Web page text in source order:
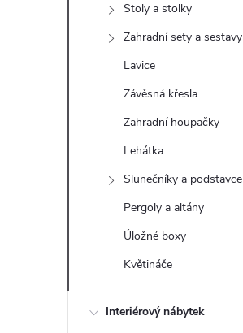
Stoly a stolky
Zahradní sety a sestavy
Lavice
Závěsná křesla
Zahradní houpačky
Lehátka
Slunečníky a podstavce
Pergoly a altány
Úložné boxy
Květináče
Interiérový nábytek